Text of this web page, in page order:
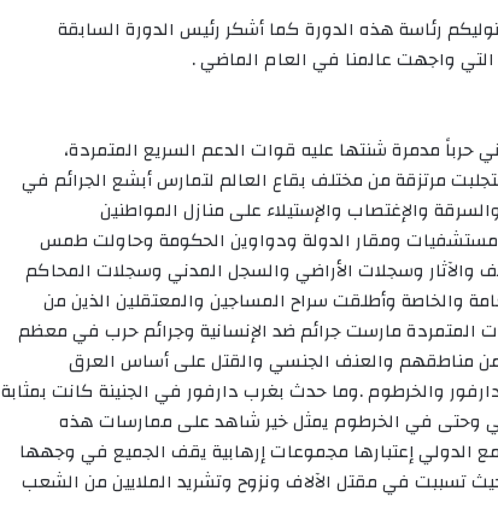
رئاسة هذه الدورة كما أشكر رئيس الدورة السابقة
واجهت عالمنا في العام الماضي .
مدمرة شنتها عليه قوات الدعم السريع المتمردة،
مرتزقة من مختلف بقاع العالم لتمارس أبشع الجرائم في
والإغتصاب والإستيلاء على منازل المواطنين
ومقار الدولة ودواوين الحكومة وحاولت طمس
والآثار وسجلات الأراضي والسجل المدني وسجلات المحاكم
والخاصة وأطلقت سراح المساجين والمعتقلين الذين من
المتمردة مارست جرائم ضد الإنسانية وجرائم حرب في معظم
مناطقهم والعنف الجنسي والقتل على أساس العرق
والخرطوم .وما حدث بغرب دارفور في الجنينة كانت بمثابة
وحتى في الخرطوم يمثل خير شاهد على ممارسات هذه
الدولي إعتبارها مجموعات إرهابية يقف الجميع في وجهها
تسببت في مقتل الآلاف ونزوح وتشريد الملايين من الشعب